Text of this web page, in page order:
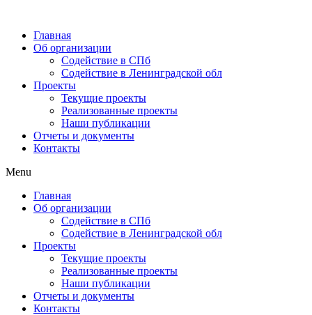
Главная
Об организации
Содействие в СПб
Содействие в Ленинградской обл
Проекты
Текущие проекты
Реализованные проекты
Наши публикации
Отчеты и документы
Контакты
Menu
Главная
Об организации
Содействие в СПб
Содействие в Ленинградской обл
Проекты
Текущие проекты
Реализованные проекты
Наши публикации
Отчеты и документы
Контакты